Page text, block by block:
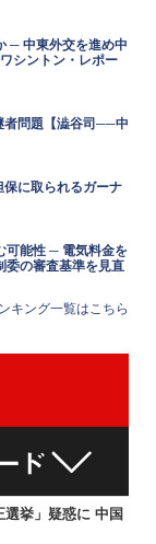
─ 中東外交を進め中
シントン・レポー
者問題【澁谷司──中
に取られるガーナ
可能性 ─ 電気料金を
委の審査基準を見直
キング一覧はこちら
選挙」疑惑に 中国